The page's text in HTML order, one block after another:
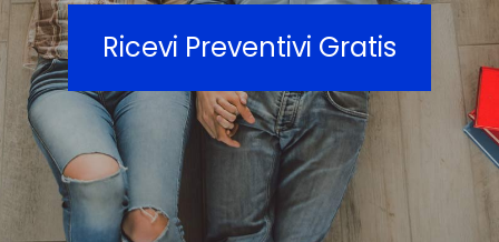
Ricevi Preventivi Gratis